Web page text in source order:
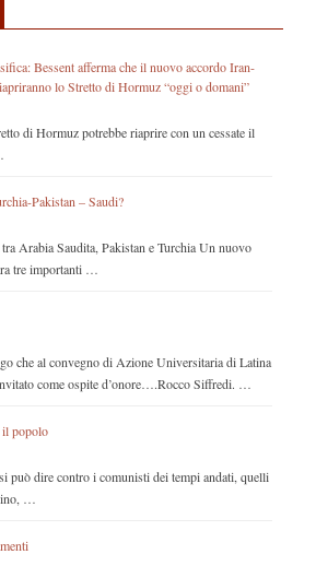
Bessent afferma che il nuovo accordo Iran-
lo Stretto di Hormuz “oggi o domani”
di Hormuz potrebbe riaprire con un cessate il
Pakistan – Saudi?
Arabia Saudita, Pakistan e Turchia Un nuovo
tre importanti …
che al convegno di Azione Universitaria di Latina
come ospite d’onore….Rocco Siffredi. …
il popolo
può dire contro i comunisti dei tempi andati, quelli
…